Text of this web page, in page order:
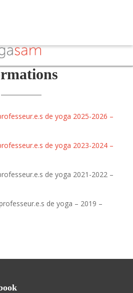
de yoga 2025-2026 –
de yoga 2023-2024 –
de yoga 2021-2022 –
de yoga – 2019 –